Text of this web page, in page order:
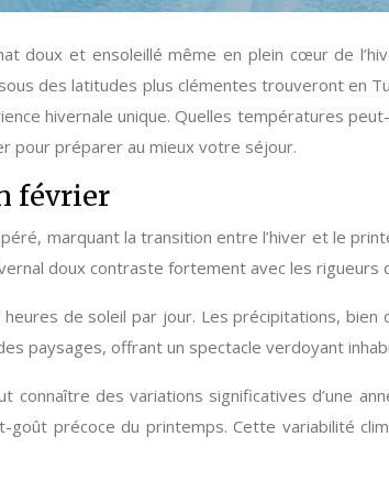
doux et ensoleillé même en plein cœur de
des latitudes plus clémentes trouveront en
hivernale unique. Quelles températures
pour préparer au mieux votre séjour.
février
marquant la transition entre l’hiver et le
doux contraste fortement avec les
de soleil par jour. Les précipitations,
paysages, offrant un spectacle verdoyant
des variations significatives d’une
précoce du printemps. Cette variabilité